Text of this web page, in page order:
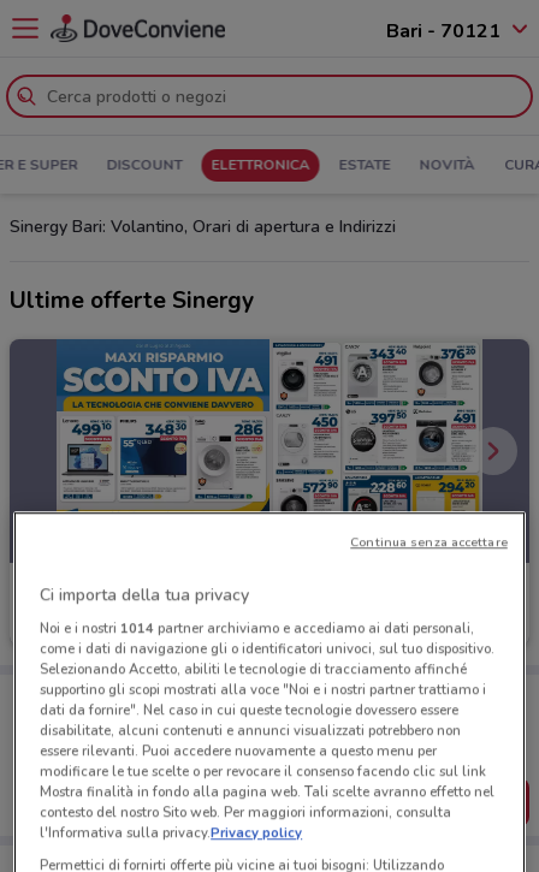
Bari - 70121
E SUPER DISCOUNT ELETTRONICA ESTATE NOVITÀ
Sinergy Bari: Volantino, Orari di apertura e Indirizzi
Ultime offerte Sinergy
Sinergy
Scade il 31/08
Porta DoveConviene sempre con te!
Puoi trovare le migliori offerte dei negozi vicino a te,
salvarle e creare la tua lista del risparmio, comodamente
dal tuo cellulare.
SCARICA L’APP
Ci importa della tua privacy
Noi e i nostri 1014partner archiviamo e accediamo ai dati personali,
come i dati di navigazione gli o identificatori univoci, sul tuo dispositivo.
Selezionando Accetto, abiliti le tecnologie di tracciamento affinché
supportino gli scopi mostrati alla voce "Noi e i nostri partner trattiamo i
dati da fornire". Nel caso in cui queste tecnologie dovessero essere
disabilitate, alcuni contenuti e annunci visualizzati potrebbero non
essere rilevanti. Puoi accedere nuovamente a questo menu per
modificare le tue scelte o per revocare il consenso facendo clic sul link
Mostra finalità in fondo alla pagina web. Tali scelte avranno effetto nel
contesto del nostro Sito web. Per maggiori informazioni, consulta
l'Informativa sulla privacy.Privacy policy
Permettici di fornirti offerte più vicine ai tuoi bisogni: Utilizzando
Continua senza accettare